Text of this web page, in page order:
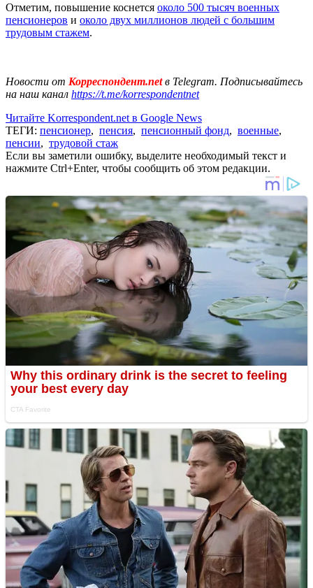
Отметим, повышение коснется около 500 тысяч военных
пенсионеров и около двух миллионов людей с большим
трудовым стажем.
Новости от Корреспондент.netв Telegram. Подписывайтесь
на наш канал https://t.me/korrespondentnet
Читайте Korrespondent.net в Google News
ТЕГИ: пенсионер, пенсия, пенсионный фонд, военные,
пенсии, трудовой стаж
Если вы заметили ошибку, выделите необходимый текст и
нажмите Ctrl+Enter, чтобы сообщить об этом редакции.